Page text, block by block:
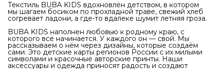
Текстиль BUBA KIDS вдохновлён детством, в котором
мы шагаем босиком по прохладной траве, свежий хлеб
согревает ладони, а где-то вдалеке шумит летняя гроза.
BUBA KIDS наполнен любовью к родному краю, с
которого всё начинается. У каждого он — свой. Мы
рассказываем о нём через дизайны, которые создаём
сами. Это детские карты регионов России с их милыми
символами и красочные авторские принты. Наши
аксессуары и одежда приносят радость и создают